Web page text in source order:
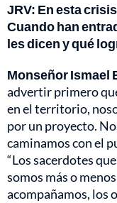
JRV: En esta
Cuando han
les dicen y qué
Monseñor Ismael
advertir primero
en el territorio,
por un proyecto.
caminamos con el
“Los sacerdotes
somos más o
acompañamos, los